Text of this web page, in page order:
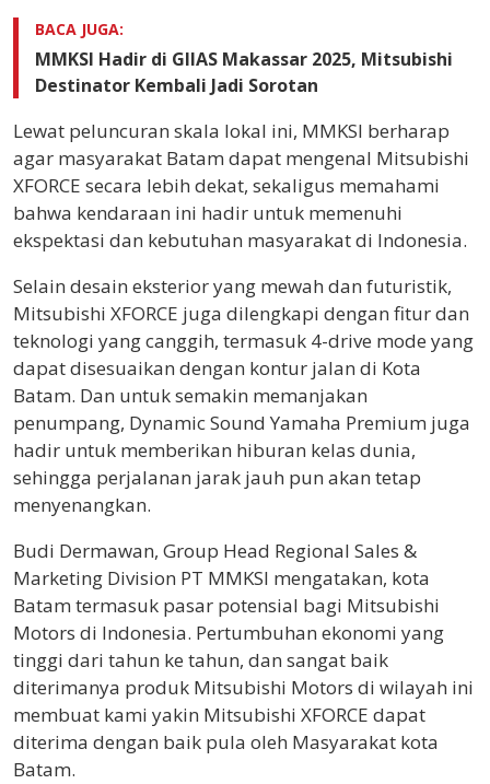
BACA JUGA:
MMKSI Hadir di GIIAS Makassar 2025, Mitsubishi
Destinator Kembali Jadi Sorotan
Lewat peluncuran skala lokal ini, MMKSI berharap
agar masyarakat Batam dapat mengenal Mitsubishi
XFORCE secara lebih dekat, sekaligus memahami
bahwa kendaraan ini hadir untuk memenuhi
ekspektasi dan kebutuhan masyarakat di Indonesia.
Selain desain eksterior yang mewah dan futuristik,
Mitsubishi XFORCE juga dilengkapi dengan fitur dan
teknologi yang canggih, termasuk 4-drive mode yang
dapat disesuaikan dengan kontur jalan di Kota
Batam. Dan untuk semakin memanjakan
penumpang, Dynamic Sound Yamaha Premium juga
hadir untuk memberikan hiburan kelas dunia,
sehingga perjalanan jarak jauh pun akan tetap
menyenangkan.
Budi Dermawan, Group Head Regional Sales &
Marketing Division PT MMKSI mengatakan, kota
Batam termasuk pasar potensial bagi Mitsubishi
Motors di Indonesia. Pertumbuhan ekonomi yang
tinggi dari tahun ke tahun, dan sangat baik
diterimanya produk Mitsubishi Motors di wilayah ini
membuat kami yakin Mitsubishi XFORCE dapat
diterima dengan baik pula oleh Masyarakat kota
Batam.